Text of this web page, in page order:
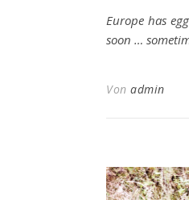
Europe has
soon …
Von admin